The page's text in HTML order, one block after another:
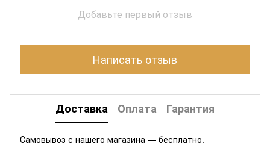
Добавьте первый отзыв
Написать отзыв
Доставка Оплата Гарантия
Самовывоз с нашего магазина — бесплатно.